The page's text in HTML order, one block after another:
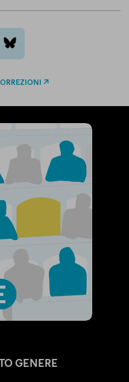
bluesky
GENERE